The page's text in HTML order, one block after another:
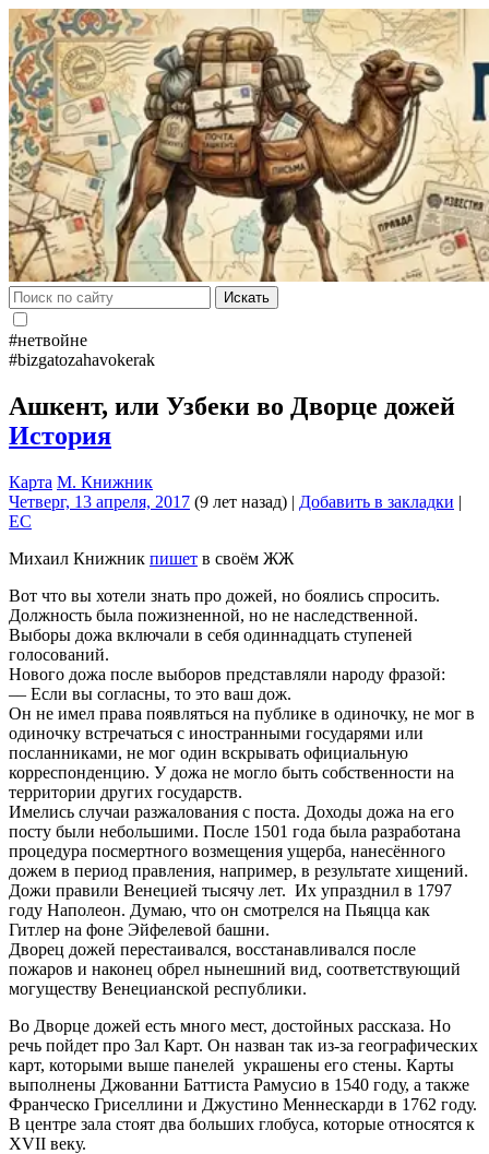
Искать
#нетвойне
#bizgatozahavokerak
Ашкент, или Узбеки во Дворце дожей
История
Карта М. Книжник
Четверг, 13 апреля, 2017 (9 лет назад) | Добавить в закладки |
EC
Михаил Книжник пишет в своём ЖЖ
Вот что вы хотели знать про дожей, но боялись спросить.
Должность была пожизненной, но не наследственной.
Выборы дожа включали в себя одиннадцать ступеней
голосований.
Нового дожа после выборов представляли народу фразой:
–– Если вы согласны, то это ваш дож.
Он не имел права появляться на публике в одиночку, не мог в
одиночку встречаться с иностранными государями или
посланниками, не мог один вскрывать официальную
корреспонденцию. У дожа не могло быть собственности на
территории других государств.
Имелись случаи разжалования с поста. Доходы дожа на его
посту были небольшими. После 1501 года была разработана
процедура посмертного возмещения ущерба, нанесённого
дожем в период правления, например, в результате хищений.
Дожи правили Венецией тысячу лет. Их упразднил в 1797
году Наполеон. Думаю, что он смотрелся на Пьяцца как
Гитлер на фоне Эйфелевой башни.
Дворец дожей перестаивался, восстанавливался после
пожаров и наконец обрел нынешний вид, соответствующий
могуществу Венецианской республики.
Во Дворце дожей есть много мест, достойных рассказа. Но
речь пойдет про Зал Карт. Он назван так из-за географических
карт, которыми выше панелей украшены его стены. Карты
выполнены Джованни Баттиста Рамусио в 1540 году, а также
Франческо Гриселлини и Джустино Меннескарди в 1762 году.
В центре зала стоят два больших глобуса, которые относятся к
XVII веку.